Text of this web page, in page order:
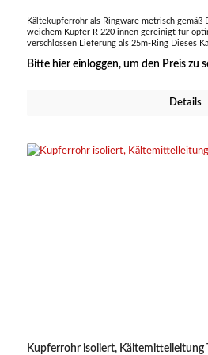
Kältekupferrohr als Ringware metrisch gemäß
weichem Kupfer R 220 innen gereinigt für
verschlossen Lieferung als 25m-Ring Dieses Kältekupferrohr eignet sich ideal für
Kältemittels und ist besonders langlebig und
Bitte hier einloggen, um den Preis zu
Details
Kupferrohr isoliert, Kältemittelleitung